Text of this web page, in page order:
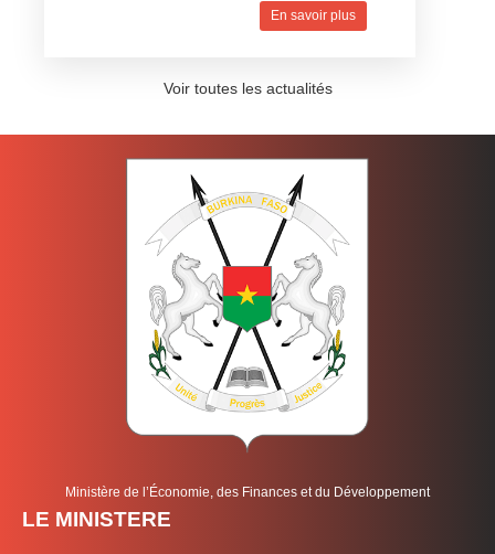
En savoir plus
Voir toutes les actualités
Ministère de l’Économie, des Finances et du Développement
LE MINISTERE